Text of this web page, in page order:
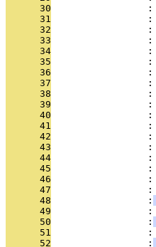
      30
      31
      32
      33
      34
      35
:
      36
      37
      38
      39
      40
      41
      42
      43
      44
      45
      46
      47
      48
                 :
      49
:
      50
                 :
      51
      52
                 :